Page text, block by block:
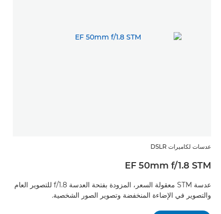
عدسات لكاميرات DSLR
EF 50mm f/1.8 STM
عدسة STM معقولة السعر، المزودة بفتحة العدسة f/1.8 للتصوير العام
والتصوير في الإضاءة المنخفضة وتصوير الصور الشخصية.